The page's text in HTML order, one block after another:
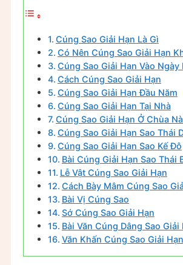
Cúng Sao Giải Hạn Là Gì
Có Nên Cúng Sao Giải Hạn
Cúng Sao Giải Hạn Vào Ngày
Cách Cúng Sao Giải Hạn
Cúng Sao Giải Hạn Đầu Năm
Cúng Sao Giải Hạn Tại Nhà
Cúng Sao Giải Hạn Ở Chùa
Cúng Sao Giải Hạn Sao Thái
Cúng Sao Giải Hạn Sao Kế Đô
Bài Cúng Giải Hạn Sao Thái
Lễ Vật Cúng Sao Giải Hạn
Cách Bày Mâm Cúng Sao
Bài Vị Cúng Sao
Sớ Cúng Sao Giải Hạn
Bài Văn Cúng Dâng Sao Giải
Văn Khấn Cúng Sao Giải Hạn